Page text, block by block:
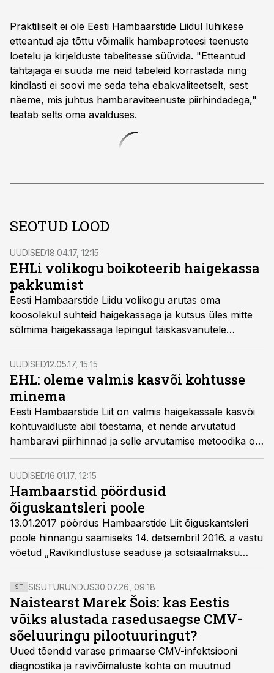
Praktiliselt ei ole Eesti Hambaarstide Liidul lühikese
etteantud aja tõttu võimalik hambaproteesi teenuste
loetelu ja kirjelduste tabelitesse süüvida. "Etteantud
tähtajaga ei suuda me neid tabeleid korrastada ning
kindlasti ei soovi me seda teha ebakvaliteetselt, sest
näeme, mis juhtus hambaraviteenuste piirhindadega,"
teatab selts oma avalduses.
SEOTUD LOOD
UUDISED18.04.17, 12:15
EHLi volikogu boikoteerib haigekassa
pakkumist
Eesti Hambaarstide Liidu volikogu arutas oma
koosolekul suhteid haigekassaga ja kutsus üles mitte
sõlmima haigekassaga lepingut täiskasvanutele
hambaravi pakkumiseks.
UUDISED12.05.17, 15:15
EHL: oleme valmis kasvõi kohtusse
minema
Eesti Hambaarstide Liit on valmis haigekassale kasvõi
kohtuvaidluste abil tõestama, et nende arvutatud
hambaravi piirhinnad ja selle arvutamise metoodika on
hambaarstidele sobimatud.
UUDISED16.01.17, 12:15
Hambaarstid pöördusid
õiguskantsleri poole
13.01.2017 pöördus Hambaarstide Liit õiguskantsleri
poole hinnangu saamiseks 14. detsembril 2016. a vastu
võetud „Ravikindlustuse seaduse ja sotsiaalmaksu
muutmise seaduse“ vastavusest Eesti Vabariigi
põhiseadusele ja teistele seadustele.
ST SISUTURUNDUS30.07.26, 09:18
Naistearst Marek Šois: kas Eestis
võiks alustada rasedusaegse CMV-
sõeluuringu pilootuuringut?
Uued tõendid varase primaarse CMV-infektsiooni
diagnostika ja ravivõimaluste kohta on muutnud